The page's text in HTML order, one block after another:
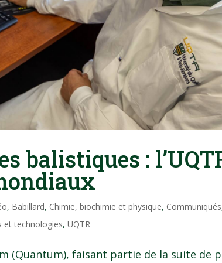
balistiques :
, Babillard, Chimie, biochimie et physique, Communiqués
et technologies,UQTR
(Quantum), faisant partie de la suite de